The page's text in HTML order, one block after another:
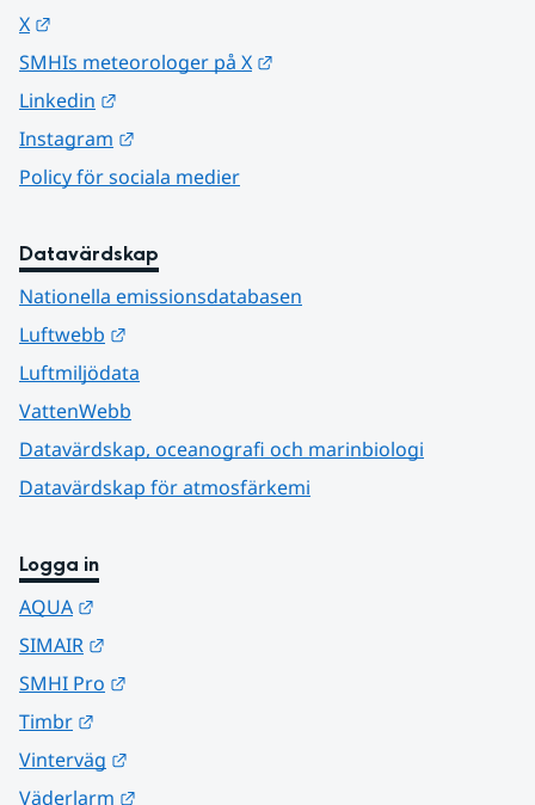
X
SMHIs meteorologer på X
Linkedin
Instagram
Policy för sociala medier
Datavärdskap
Nationella emissionsdatabasen
Luftwebb
Luftmiljödata
VattenWebb
Datavärdskap, oceanografi och marinbiologi
Datavärdskap för atmosfärkemi
Logga in
AQUA
SIMAIR
SMHI Pro
Timbr
Vinterväg
Väderlarm